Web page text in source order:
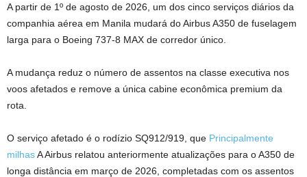
A partir de 1º de agosto de 2026, um dos cinco serviços diários da
companhia aérea em Manila mudará do Airbus A350 de fuselagem
larga para o Boeing 737-8 MAX de corredor único.
A mudança reduz o número de assentos na classe executiva nos
voos afetados e remove a única cabine econômica premium da
rota.
O serviço afetado é o rodízio SQ912/919, que Principalmente
milhasA Airbus relatou anteriormente atualizações para o A350 de
longa distância em março de 2026, completadas com os assentos